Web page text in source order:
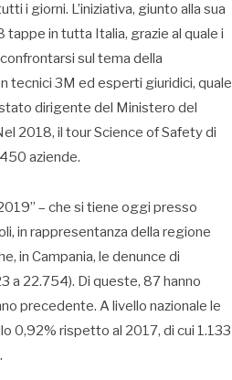
i giorni. L’iniziativa, giunto alla sua
in tutta Italia, grazie al quale i
sul tema della
tecnici 3M ed esperti giuridici, quale
dirigente del Ministero del
2018, il tour Science of Safety di
aziende.
– che si tiene oggi presso
in rappresentanza della regione
in Campania, le denunce di
a 22.754). Di queste, 87 hanno
precedente. A livello nazionale le
0,92% rispetto al 2017, di cui 1.133